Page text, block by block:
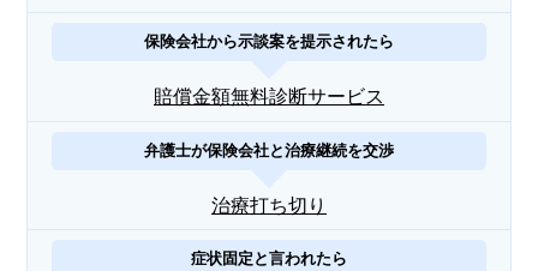
保険会社から示談案を提示されたら
賠償金額無料診断サービス
弁護士が保険会社と治療継続を交渉
治療打ち切り
症状固定と言われたら